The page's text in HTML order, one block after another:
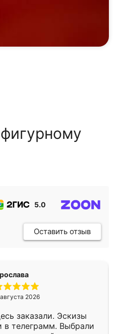
5.0
Оставить отзыв
2026
заказали. Эскизы
в телеграмм. Выбрали